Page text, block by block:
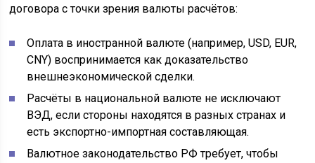
договора с точки зрения валюты расчётов:
Оплата в иностранной валюте (например, USD, EUR,
CNY) воспринимается как доказательство
внешнеэкономической сделки.
Расчёты в национальной валюте не исключают
ВЭД, если стороны находятся в разных странах и
есть экспортно-импортная составляющая.
Валютное законодательство РФ требует, чтобы